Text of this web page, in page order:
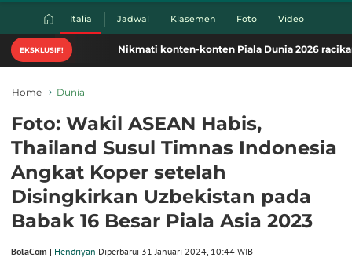
Italia Jadwal Klasemen Foto Video
EKSKLUSIF! Nikmati konten-konten Piala Dunia 2026 racikan
Home Dunia
Foto: Wakil ASEAN Habis,
Thailand Susul Timnas Indonesia
Angkat Koper setelah
Disingkirkan Uzbekistan pada
Babak 16 Besar Piala Asia 2023
BolaCom | Hendriyan Diperbarui 31 Januari 2024, 10:44 WIB